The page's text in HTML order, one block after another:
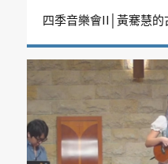
四季音樂會II│黃騫慧的